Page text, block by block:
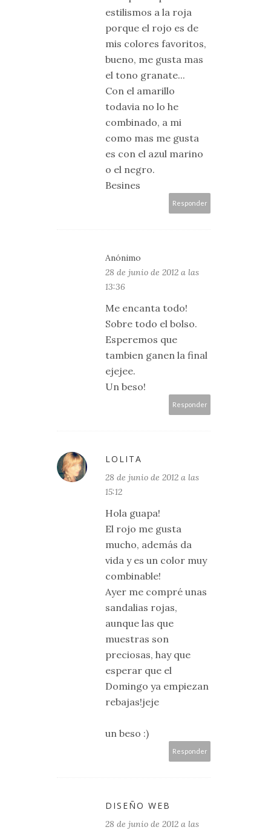
estilismos a la roja
porque el rojo es de
mis colores favoritos,
bueno, me gusta mas
el tono granate...
Con el amarillo
todavia no lo he
combinado, a mi
como mas me gusta
es con el azul marino
o el negro.
Besines
Responder
Anónimo
28 de junio de 2012 a las
13:36
Me encanta todo!
Sobre todo el bolso.
Esperemos que
tambien ganen la final
ejejee.
Un beso!
Responder
LOLITA
28 de junio de 2012 a las
15:12
Hola guapa!
El rojo me gusta
mucho, además da
vida y es un color muy
combinable!
Ayer me compré unas
sandalias rojas,
aunque las que
muestras son
preciosas, hay que
esperar que el
Domingo ya empiezan
rebajas!jeje
un beso :)
Responder
DISEÑO WEB
28 de junio de 2012 a las